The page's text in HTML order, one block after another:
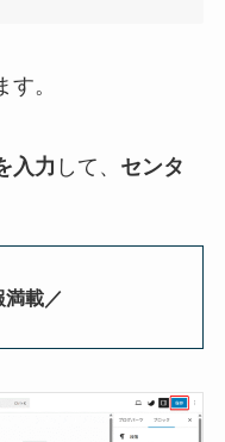
。
入力 して、 センタ
満載／